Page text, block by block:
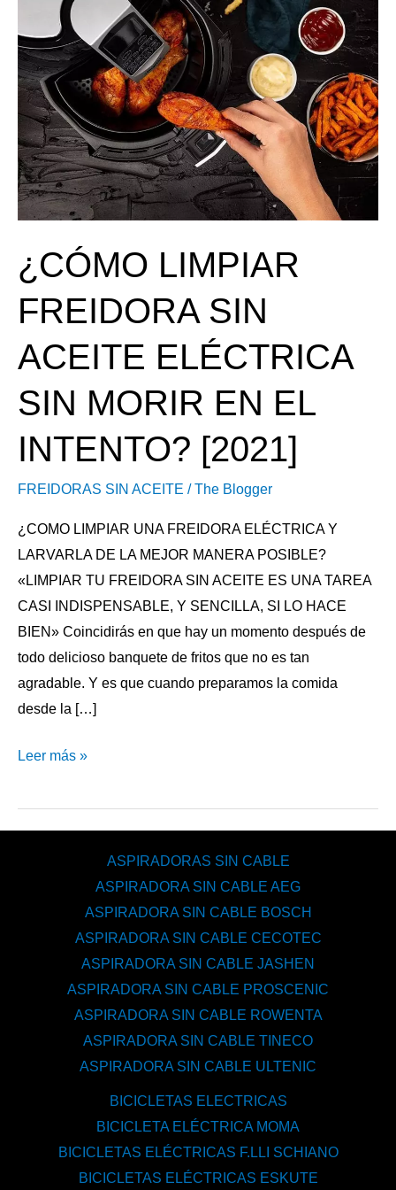
¿CÓMO LIMPIAR
FREIDORA SIN
ACEITE ELÉCTRICA
SIN MORIR EN EL
INTENTO? [2021]
FREIDORAS SIN ACEITE /The Blogger
¿COMO LIMPIAR UNA FREIDORA ELÉCTRICA Y
LARVARLA DE LA MEJOR MANERA POSIBLE?
«LIMPIAR TU FREIDORA SIN ACEITE ES UNA TAREA
CASI INDISPENSABLE, Y SENCILLA, SI LO HACE
BIEN» Coincidirás en que hay un momento después de
todo delicioso banquete de fritos que no es tan
agradable. Y es que cuando preparamos la comida
desde la […]
MORIR
EN
EL
INTENTO?
[2021]
Leer más »
ASPIRADORAS SIN CABLE
ASPIRADORA SIN CABLE AEG
ASPIRADORA SIN CABLE BOSCH
ASPIRADORA SIN CABLE CECOTEC
ASPIRADORA SIN CABLE JASHEN
ASPIRADORA SIN CABLE PROSCENIC
ASPIRADORA SIN CABLE ROWENTA
ASPIRADORA SIN CABLE TINECO
ASPIRADORA SIN CABLE ULTENIC
BICICLETAS ELECTRICAS
BICICLETA ELÉCTRICA MOMA
BICICLETAS ELÉCTRICAS F.LLI SCHIANO
BICICLETAS ELÉCTRICAS ESKUTE